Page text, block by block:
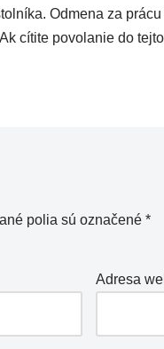
Odmena za
cítite povolanie do
polia sú označené *
Adresa